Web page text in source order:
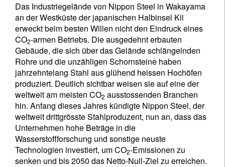
Das Industriegelände von Nippon Steel in Wakayama
an der Westküste der japanischen Halbinsel Kii
erweckt beim besten Willen nicht den Eindruck eines
CO2-armen Betriebs. Die ausgedehnt erbauten
Gebäude, die sich über das Gelände schlängelnden
Rohre und die unzähligen Schornsteine haben
jahrzehntelang Stahl aus glühend heissen Hochöfen
produziert. Deutlich sichtbar weisen sie auf eine der
weltweit am meisten CO2 ausstossenden Branchen
hin. Anfang dieses Jahres kündigte Nippon Steel, der
weltweit drittgrösste Stahlproduzent, nun an, dass das
Unternehmen hohe Beträge in die
Wasserstoffforschung und sonstige neuste
Technologien investiert, um CO2-Emissionen zu
senken und bis 2050 das Netto-Null-Ziel zu erreichen.